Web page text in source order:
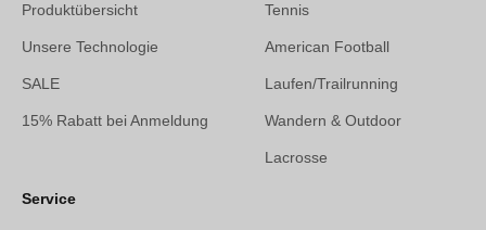
Produktübersicht
Unsere Technologie
SALE
15% Rabatt bei Anmeldung
Service
Tennis
American Football
Laufen/Trailrunning
Wandern & Outdoor
Lacrosse